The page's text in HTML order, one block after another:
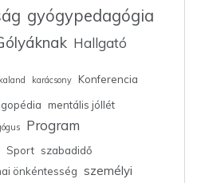
gyógypedagógia
Hallgató
kaland karácsony
Konferencia
mentális jóllét
Program
Sport szabadidő
önkéntesség személyi